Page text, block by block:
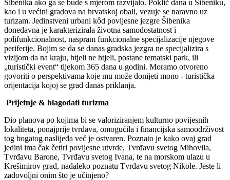
Šibenika ako ga se bude s mjerom razvijalo. Poklič dana u Šibeniku,
kao i u većini gradova na hrvatskoj obali, vezuje se naravno uz
turizam. Jedinstveni urbani kôd povijesne jezgre Šibenika
donedavna je karakterizirala životna samodostatnost i
polifunkcionalnost, naspram funkcionalne specijalizacije njegove
periferije. Bojim se da se danas gradska jezgra ne specijalizira s
vizijom da na kraju, htjeli ne htjeli, postane tematski park, ili
„turistički event“ tijekom 365 dana u godini. Moramo otvoreno
govoriti o perspektivama koje mu može donijeti mono - turistička
orijentacija kojoj se grad danas priklanja.
Prijetnje & blagodati turizma
Dio planova po kojima bi se valoriziranjem kulturno povijesnih
lokaliteta, ponajprije tvrđava, omogućila i financijska samoodrživost
tog bogatog naslijeđa već je ostvaren. Poznato je kako ovaj grad
jedini ima čak četiri povijesne utvrde, Tvrđavu svetog Mihovila,
Tvrđavu Barone, Tvrđavu svetog Ivana, te na morskom ulazu u
Krešimirov grad, nadaleko poznatu Tvrđavu svetog Nikole. Jeste li
zadovoljni onim što je učinjeno?